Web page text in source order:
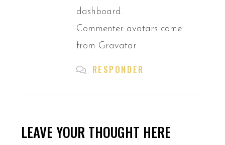
dashboard.
Commenter avatars come
from Gravatar.
RESPONDER
LEAVE YOUR THOUGHT HERE